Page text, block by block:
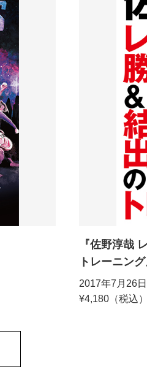
『佐野淳哉
トレーニング
2017年7月26日
¥4,180（税込）